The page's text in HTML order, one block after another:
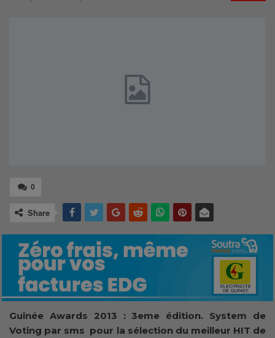
0
Share
Guinée Awards 2013 : 3eme édition. System de
Voting par sms pour la sélection du meilleur HIT de